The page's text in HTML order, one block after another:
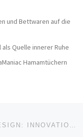
und Bettwaren auf die
Quelle innerer Ruhe
Hamamtüchern